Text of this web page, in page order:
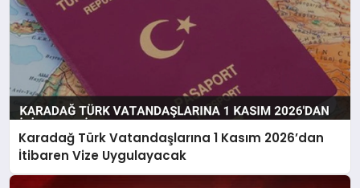
Karadağ Türk Vatandaşlarına 1 Kasım 2026’dan
İtibaren Vize Uygulayacak